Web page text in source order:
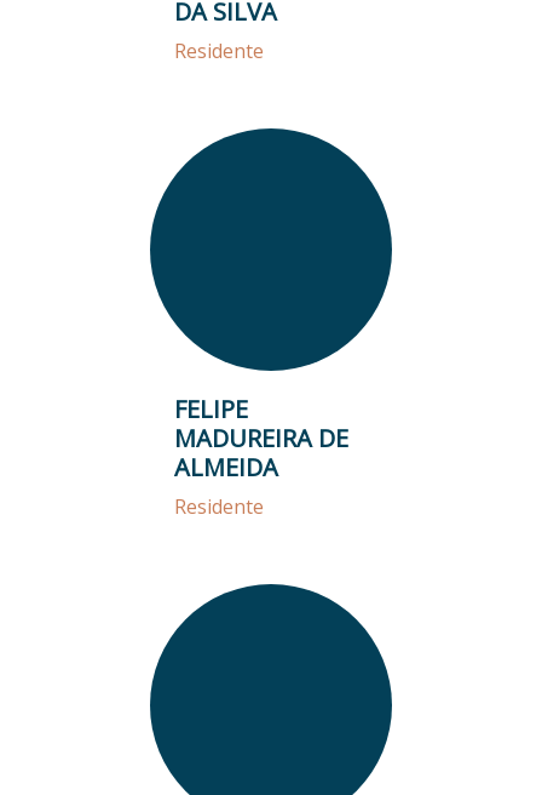
DA SILVA
Residente
FELIPE
MADUREIRA DE
ALMEIDA
Residente